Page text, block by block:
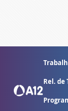
Rel. de